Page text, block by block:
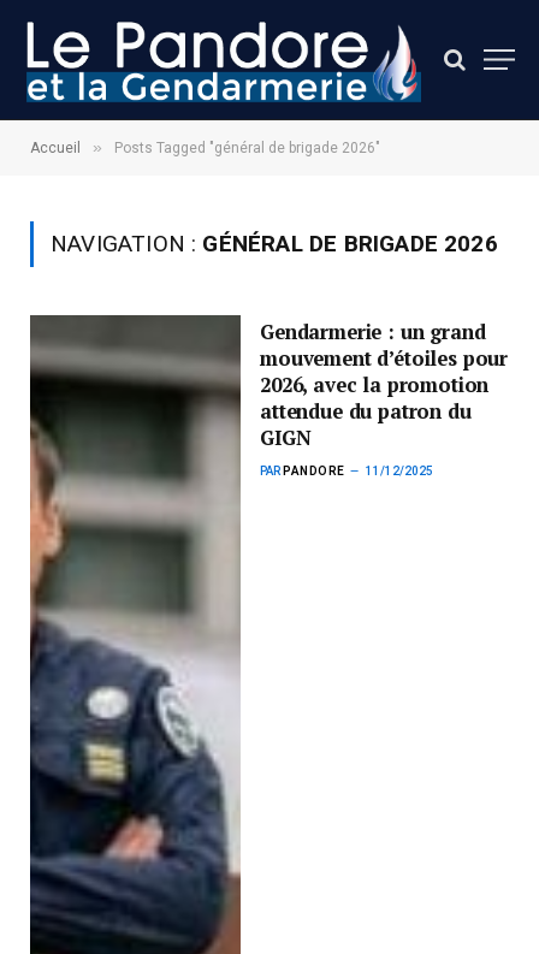
Accueil » Posts Tagged "général de brigade 2026"
NAVIGATION : GÉNÉRAL DE BRIGADE 2026
Gendarmerie : un grand
mouvement d’étoiles pour
2026, avec la promotion
attendue du patron du
GIGN
PAR PANDORE 11/12/2025